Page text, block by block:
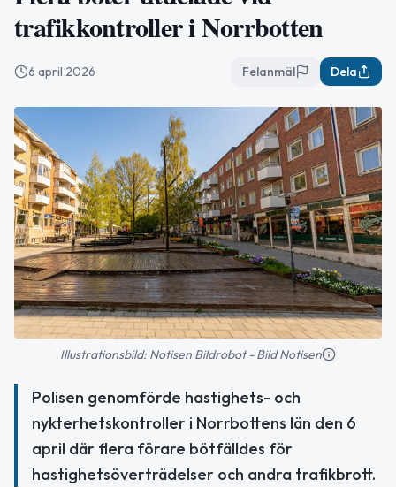
trafikkontroller i Norrbotten
6 april 2026 Felanmäl Dela
Illustrationsbild: Notisen Bildrobot - Bild Notisen
Polisen genomförde hastighets- och
nykterhetskontroller i Norrbottens län den 6
april där flera förare bötfälldes för
hastighetsöverträdelser och andra trafikbrott.